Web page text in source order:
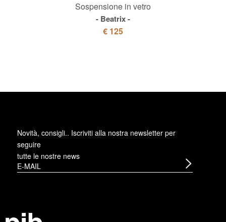
Sospensione in vetro
Beatrix
€ 125
Novità, consigli.. Iscriviti alla nostra newsletter per
seguire
tutte le nostre news